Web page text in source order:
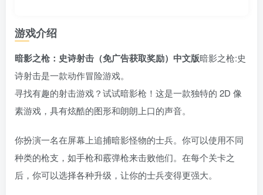
游戏介绍
暗影之枪：史诗射击（免广告获取奖励）中文版暗影之枪:史
诗射击是一款动作冒险游戏。
寻找有趣的射击游戏？试试暗影枪！这是一款独特的 2D 像
素游戏，具有炫酷的图形和朗朗上口的声音。
你扮演一名在屏幕上追捕暗影怪物的士兵。你可以使用不同
种类的枪支，如手枪和霰弹枪来击败他们。在每个关卡之
后，你可以选择各种升级，让你的士兵变得更强大。